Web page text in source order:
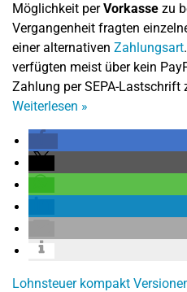
Möglichkeit perVorkasse zu
Vergangenheit fragten
einer alternativen Zahlungsart
verfügten meist über kein
Zahlung per SEPA-Lastschrift
Weiterlesen »
Lohnsteuer kompakt